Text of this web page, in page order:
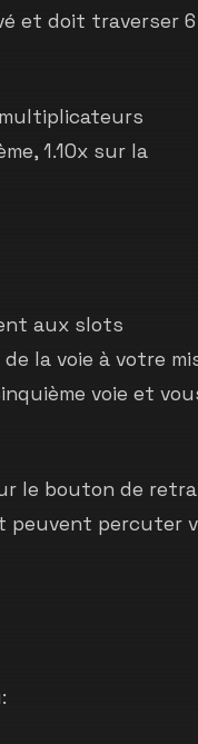
et doit traverser 6
1.10x sur la
aux slots
la voie à votre
voie et
le bouton de
peuvent percuter